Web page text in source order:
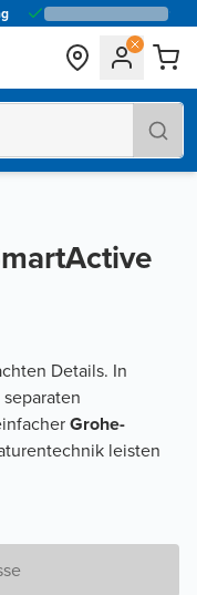
Details. In
Grohe-
leisten